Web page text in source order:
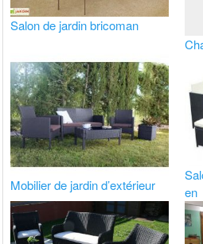
Salon de jardin bricoman
Mobilier de jardin d’extérieur
en